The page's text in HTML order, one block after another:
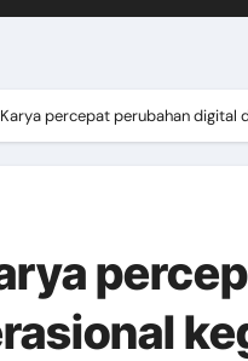
percepat perubahan digital